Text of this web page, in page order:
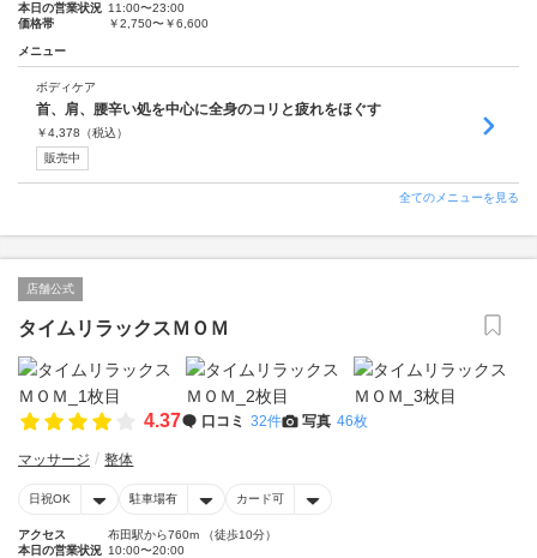
本日の営業状況 11:00〜23:00
価格帯
￥2,750〜￥6,600
メニュー
ボディケア
首、肩、腰辛い処を中心に全身のコリと疲れをほぐす
￥4,378 （税込）
販売中
全てのメニューを見る
店舗公式
タイムリラックスＭＯＭ
4.37 口コミ 32件 写真 46枚
マッサージ 整体
日祝OK 駐車場有 カード可
アクセス
布田駅から760m （徒歩10分）
本日の営業状況 10:00〜20:00